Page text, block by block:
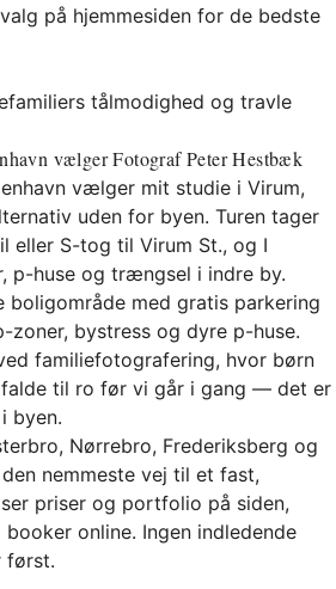
på hjemmesiden for de bedste
tålmodighed og travle
vælger Fotograf Peter Hestbæk
vælger mit studie i Virum,
uden for byen. Turen tager
eller S-tog til Virum St., og I
p-huse og trængsel i indre by.
boligområde med gratis parkering
bystress og dyre p-huse.
familiefotografering, hvor børn
til ro før vi går i gang — det er
byen.
Nørrebro, Frederiksberg og
nemmeste vej til et fast,
priser og portfolio på siden,
online. Ingen indledende
først.